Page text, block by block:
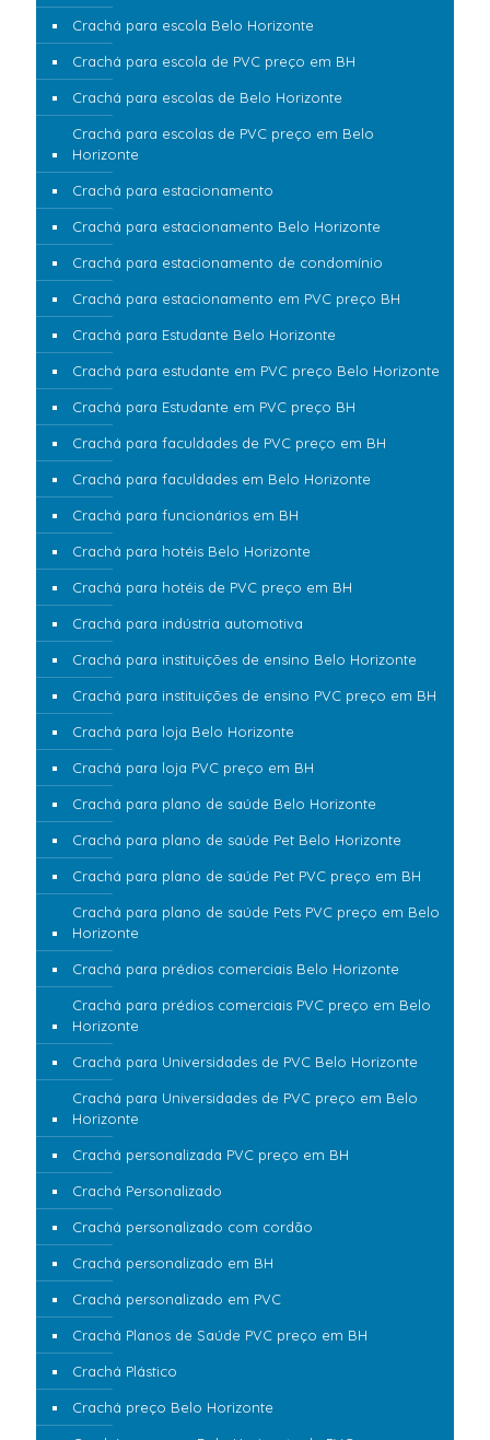
Crachá para escola Belo Horizonte
Crachá para escola de PVC preço em BH
Crachá para escolas de Belo Horizonte
Crachá para escolas de PVC preço em Belo
Horizonte
Crachá para estacionamento
Crachá para estacionamento Belo Horizonte
Crachá para estacionamento de condomínio
Crachá para estacionamento em PVC preço BH
Crachá para Estudante Belo Horizonte
Crachá para estudante em PVC preço Belo Horizonte
Crachá para Estudante em PVC preço BH
Crachá para faculdades de PVC preço em BH
Crachá para faculdades em Belo Horizonte
Crachá para funcionários em BH
Crachá para hotéis Belo Horizonte
Crachá para hotéis de PVC preço em BH
Crachá para indústria automotiva
Crachá para instituições de ensino Belo Horizonte
Crachá para instituições de ensino PVC preço em BH
Crachá para loja Belo Horizonte
Crachá para loja PVC preço em BH
Crachá para plano de saúde Belo Horizonte
Crachá para plano de saúde Pet Belo Horizonte
Crachá para plano de saúde Pet PVC preço em BH
Crachá para plano de saúde Pets PVC preço em Belo
Horizonte
Crachá para prédios comerciais Belo Horizonte
Crachá para prédios comerciais PVC preço em Belo
Horizonte
Crachá para Universidades de PVC Belo Horizonte
Crachá para Universidades de PVC preço em Belo
Horizonte
Crachá personalizada PVC preço em BH
Crachá Personalizado
Crachá personalizado com cordão
Crachá personalizado em BH
Crachá personalizado em PVC
Crachá Planos de Saúde PVC preço em BH
Crachá Plástico
Crachá preço Belo Horizonte